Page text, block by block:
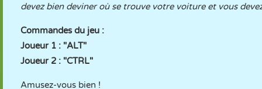
devez bien deviner où se trouve votre voiture et vous
Commandes du jeu :
Joueur 1 : "ALT"
Joueur 2 : "CTRL"
Amusez-vous bien !